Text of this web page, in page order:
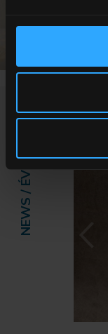
NEWS / ÉVÉNEMENTS